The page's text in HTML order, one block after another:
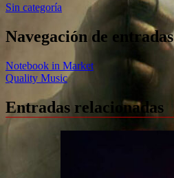
Sin categoría
Navegación de entradas
Notebook in Market
Quality Music
Entradas relacionadas